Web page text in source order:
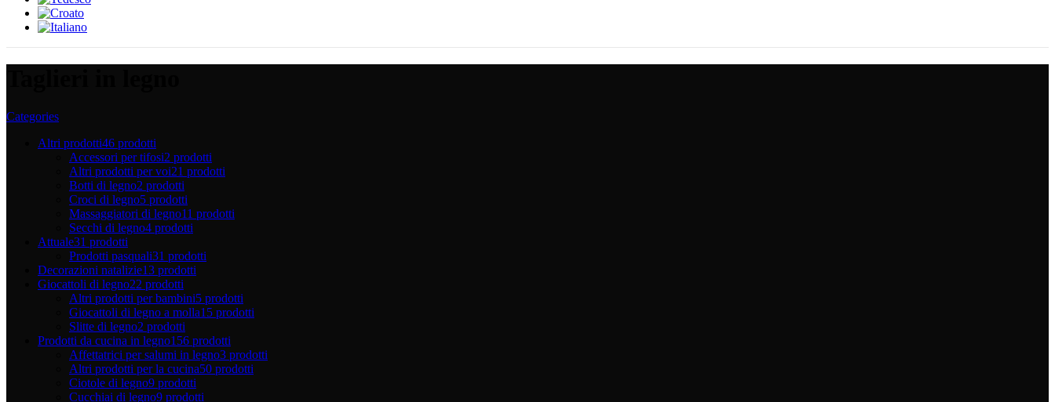
Categories
Altri prodotti46 prodotti
Accessori per tifosi2 prodotti
Altri prodotti per voi21 prodotti
Botti di legno2 prodotti
Croci di legno5 prodotti
Massaggiatori di legno11 prodotti
Secchi di legno4 prodotti
Attuale31 prodotti
Prodotti pasquali31 prodotti
Decorazioni natalizie13 prodotti
Giocattoli di legno22 prodotti
Altri prodotti per bambini5 prodotti
Giocattoli di legno a molla15 prodotti
Slitte di legno2 prodotti
Prodotti da cucina in legno156 prodotti
Affettatrici per salumi in legno3 prodotti
Altri prodotti per la cucina50 prodotti
Ciotole di legno9 prodotti
Cucchiai di legno9 prodotti